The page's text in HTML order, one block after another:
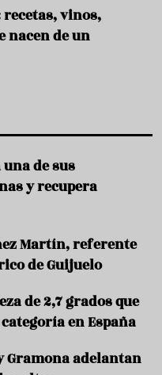
recetas, vinos,
nacen de un
de sus
y recupera
Martín, referente
de Guijuelo
de 2,7 grados que
en España
Gramona adelantan